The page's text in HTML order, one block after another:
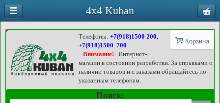
Корзина
Телефоны:+7(918)1500 200,
+7(918)1500 700
Внимание!
Интернет-
магазин в состоянии разработки. За справками о
наличии товаров и с заказами обращайтесь по
указанным телефонам.
Поиск:
4x4 Kuban